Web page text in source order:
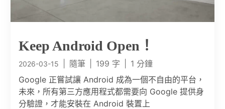
Keep Android Open！
2026-03-15 隨筆 199 字
1 分鐘
Google 正嘗試讓 Android 成為一個不自由的平台，
未來，所有第三方應用程式都需要向 Google 提供身
分驗證，才能安裝在 Android 裝置上